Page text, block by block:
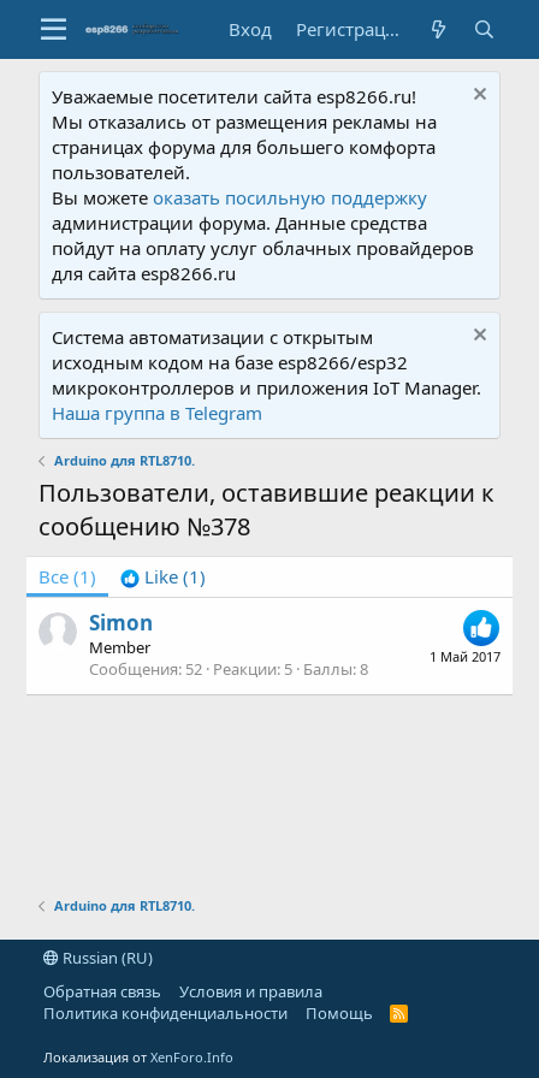
Вход Регистрация
Уважаемые посетители сайта esp8266.ru!
Мы отказались от размещения рекламы на
страницах форума для большего комфорта
пользователей.
Вы можетеоказать посильную поддержку
администрации форума. Данные средства
пойдут на оплату услуг облачных провайдеров
для сайта esp8266.ru
Система автоматизации с открытым
исходным кодом на базе esp8266/esp32
микроконтроллеров и приложения IoT Manager.
Наша группа в Telegram
Arduino для RTL8710.
Пользователи, оставившие реакции к
сообщению №378
Все (1) Like (1)
1 Май 2017
Simon
Member
Сообщения 52 Реакции 5 Баллы 8
Arduino для RTL8710.
Russian (RU)
Обратная связь
Условия и правила
Политика конфиденциальности
Помощь
R
Локализация отXenForo.Info